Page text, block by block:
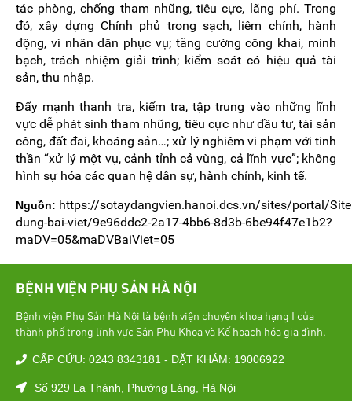
tác phòng, chống tham nhũng, tiêu cực, lãng phí. Trong
đó, xây dựng Chính phủ trong sạch, liêm chính, hành
động, vì nhân dân phục vụ; tăng cường công khai, minh
bạch, trách nhiệm giải trình; kiểm soát có hiệu quả tài
sản, thu nhập.
Đẩy mạnh thanh tra, kiểm tra, tập trung vào những lĩnh
vực dễ phát sinh tham nhũng, tiêu cực như đầu tư, tài sản
công, đất đai, khoáng sản…; xử lý nghiêm vi phạm với tinh
thần “xử lý một vụ, cảnh tỉnh cả vùng, cả lĩnh vực”; không
hình sự hóa các quan hệ dân sự, hành chính, kinh tế.
Nguồn: https://sotaydangvien.hanoi.dcs.vn/sites/portal/
dung-bai-viet/9e96ddc2-2a17-4bb6-8d3b-6be94f47e1b2?
maDV=05&maDVBaiViet=05
BỆNH VIỆN PHỤ SẢN HÀ NỘI
Bệnh viện Phụ Sản Hà Nội là bệnh viện chuyên khoa hạng I của
thành phố trong lĩnh vực Sản Phụ Khoa và Kế hoạch hóa gia đình.
CẤP CỨU: 0243 8343181 - ĐẶT KHÁM: 19006922
Số 929 La Thành, Phường Láng, Hà Nội